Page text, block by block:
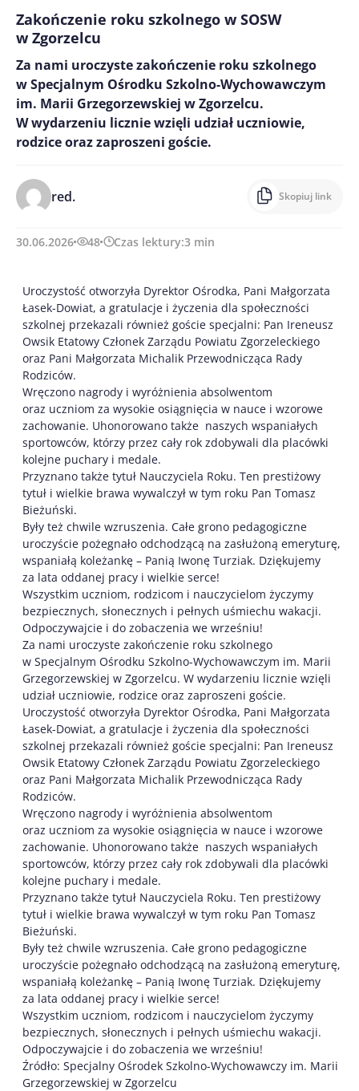
Zakończenie roku szkolnego w SOSW
w Zgorzelcu
Za nami uroczyste zakończenie roku szkolnego
w Specjalnym Ośrodku Szkolno-Wychowawczym
im. Marii Grzegorzewskiej w Zgorzelcu.
W wydarzeniu licznie wzięli udział uczniowie,
rodzice oraz zaproszeni goście.
red. Skopiuj link
30.06.2026 48 Czas lektury:3 min
Uroczystość otworzyła Dyrektor Ośrodka, Pani Małgorzata
Łasek-Dowiat, a gratulacje i życzenia dla społeczności
szkolnej przekazali również goście specjalni: Pan Ireneusz
Owsik Etatowy Członek Zarządu Powiatu Zgorzeleckiego
oraz Pani Małgorzata Michalik Przewodnicząca Rady
Rodziców.
Wręczono nagrody i wyróżnienia absolwentom
oraz uczniom za wysokie osiągnięcia w nauce i wzorowe
zachowanie. Uhonorowano także naszych wspaniałych
sportowców, którzy przez cały rok zdobywali dla placówki
kolejne puchary i medale.
Przyznano także tytuł Nauczyciela Roku. Ten prestiżowy
tytuł i wielkie brawa wywalczył w tym roku Pan Tomasz
Bieżuński.
Były też chwile wzruszenia. Całe grono pedagogiczne
uroczyście pożegnało odchodzącą na zasłużoną emeryturę,
wspaniałą koleżankę – Panią Iwonę Turziak. Dziękujemy
za lata oddanej pracy i wielkie serce!
Wszystkim uczniom, rodzicom i nauczycielom życzymy
bezpiecznych, słonecznych i pełnych uśmiechu wakacji.
Odpoczywajcie i do zobaczenia we wrześniu!
Za nami uroczyste zakończenie roku szkolnego
w Specjalnym Ośrodku Szkolno-Wychowawczym im. Marii
Grzegorzewskiej w Zgorzelcu. W wydarzeniu licznie wzięli
udział uczniowie, rodzice oraz zaproszeni goście.
Uroczystość otworzyła Dyrektor Ośrodka, Pani Małgorzata
Łasek-Dowiat, a gratulacje i życzenia dla społeczności
szkolnej przekazali również goście specjalni: Pan Ireneusz
Owsik Etatowy Członek Zarządu Powiatu Zgorzeleckiego
oraz Pani Małgorzata Michalik Przewodnicząca Rady
Rodziców.
Wręczono nagrody i wyróżnienia absolwentom
oraz uczniom za wysokie osiągnięcia w nauce i wzorowe
zachowanie. Uhonorowano także naszych wspaniałych
sportowców, którzy przez cały rok zdobywali dla placówki
kolejne puchary i medale.
Przyznano także tytuł Nauczyciela Roku. Ten prestiżowy
tytuł i wielkie brawa wywalczył w tym roku Pan Tomasz
Bieżuński.
Były też chwile wzruszenia. Całe grono pedagogiczne
uroczyście pożegnało odchodzącą na zasłużoną emeryturę,
wspaniałą koleżankę – Panią Iwonę Turziak. Dziękujemy
za lata oddanej pracy i wielkie serce!
Wszystkim uczniom, rodzicom i nauczycielom życzymy
bezpiecznych, słonecznych i pełnych uśmiechu wakacji.
Odpoczywajcie i do zobaczenia we wrześniu!
Źródło: Specjalny Ośrodek Szkolno-Wychowawczy im. Marii
Grzegorzewskiej w Zgorzelcu